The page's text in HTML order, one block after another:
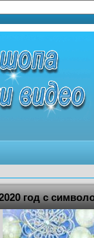
год с